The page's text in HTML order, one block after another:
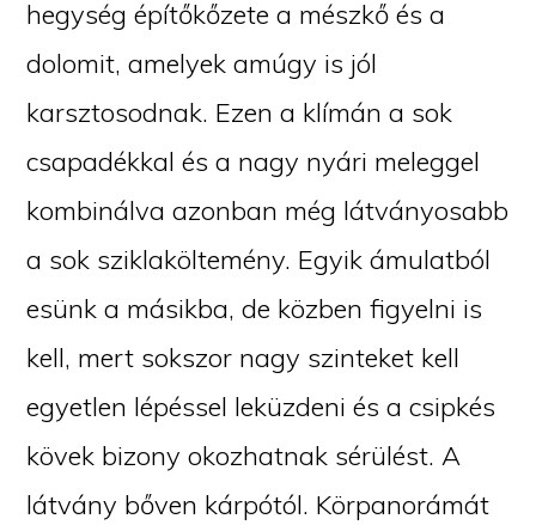
hegység építőkőzete a mészkő és a
dolomit, amelyek amúgy is jól
karsztosodnak. Ezen a klímán a sok
csapadékkal és a nagy nyári meleggel
kombinálva azonban még látványosabb
a sok sziklaköltemény. Egyik ámulatból
esünk a másikba, de közben figyelni is
kell, mert sokszor nagy szinteket kell
egyetlen lépéssel leküzdeni és a csipkés
kövek bizony okozhatnak sérülést. A
látvány bőven kárpótól. Körpanorámát